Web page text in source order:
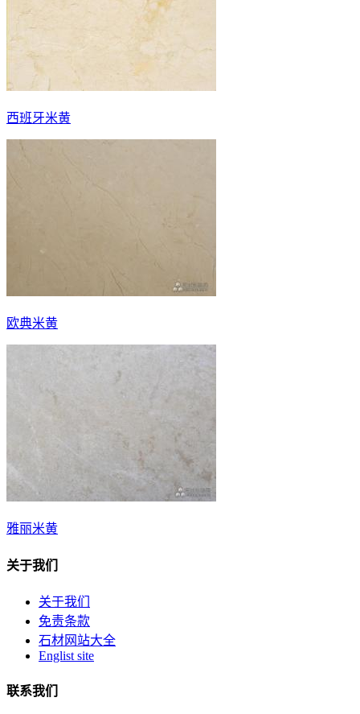
西班牙米黄
欧典米黄
雅丽米黄
关于我们
关于我们
免责条款
石材网站大全
Englist site
联系我们